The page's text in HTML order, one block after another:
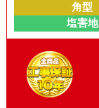
角型
塩害地